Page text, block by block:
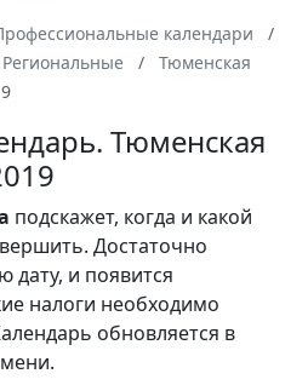
календари
Региональные
Тюменская
Тюменская
подскажет, когда и какой
Достаточно
и появится
налоги необходимо
обновляется в